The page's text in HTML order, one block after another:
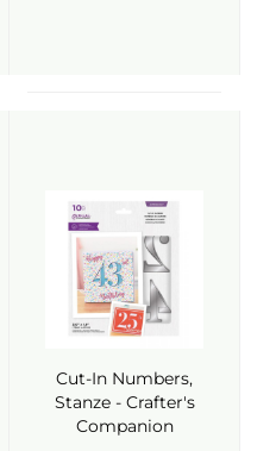
Cut-In Numbers,
Stanze - Crafter's
Companion